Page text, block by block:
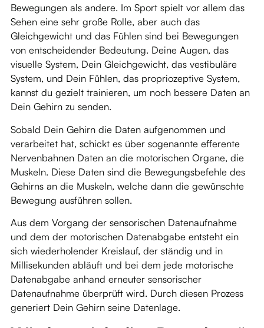
Bewegungen als andere. Im Sport spielt vor allem das
Sehen eine sehr große Rolle, aber auch das
Gleichgewicht und das Fühlen sind bei Bewegungen
von entscheidender Bedeutung. Deine Augen, das
visuelle System, Dein Gleichgewicht, das vestibuläre
System, und Dein Fühlen, das propriozeptive System,
kannst du gezielt trainieren, um noch bessere Daten an
Dein Gehirn zu senden.
Sobald Dein Gehirn die Daten aufgenommen und
verarbeitet hat, schickt es über sogenannte efferente
Nervenbahnen Daten an die motorischen Organe, die
Muskeln. Diese Daten sind die Bewegungsbefehle des
Gehirns an die Muskeln, welche dann die gewünschte
Bewegung ausführen sollen.
Aus dem Vorgang der sensorischen Datenaufnahme
und dem der motorischen Datenabgabe entsteht ein
sich wiederholender Kreislauf, der ständig und in
Millisekunden abläuft und bei dem jede motorische
Datenabgabe anhand erneuter sensorischer
Datenaufnahme überprüft wird. Durch diesen Prozess
generiert Dein Gehirn seine Datenlage.